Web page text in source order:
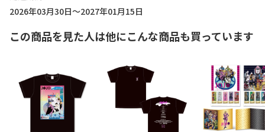
2026年03月30日～2027年01月15日
この商品を見た人は他にこんな商品も買っています